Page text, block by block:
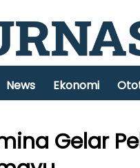
News Ekonomi
Gelar